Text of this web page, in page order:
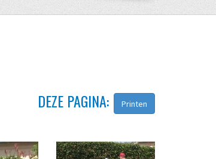
DEZE PAGINA: Printen